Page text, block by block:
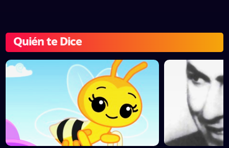
Quién te Dice